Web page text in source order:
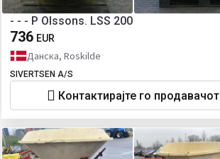
- - - P Olssons. LSS 200
736 EUR
Данска, Roskilde
SIVERTSEN A/S
Контактирајте го продавачот